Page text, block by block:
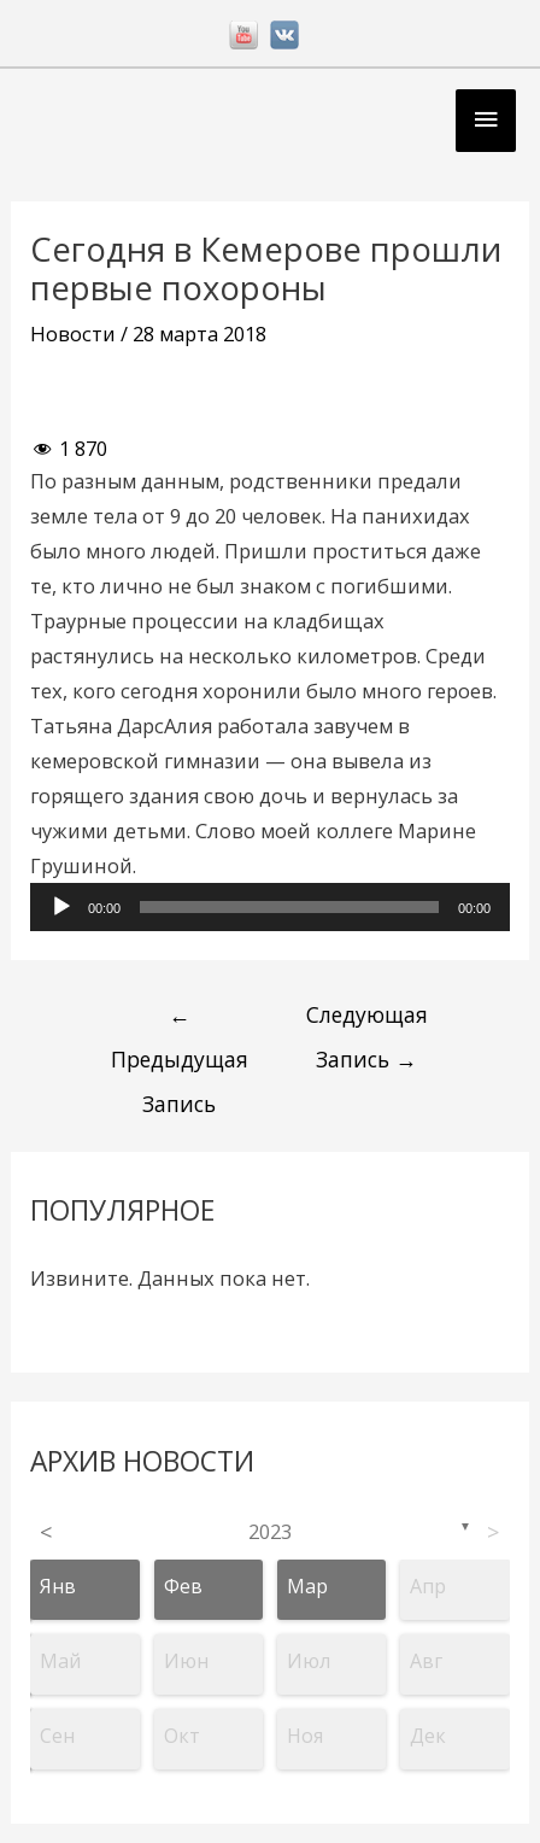
Сегодня в Кемерове прошли
первые похороны
Новости / 28 марта 2018
1 870
По разным данным, родственники предали
земле тела от 9 до 20 человек. На панихидах
было много людей. Пришли проститься даже
те, кто лично не был знаком с погибшими.
Траурные процессии на кладбищах
растянулись на несколько километров. Среди
тех, кого сегодня хоронили было много героев.
Татьяна ДарсАлия работала завучем в
кемеровской гимназии — она вывела из
горящего здания свою дочь и вернулась за
чужими детьми. Слово моей коллеге Марине
Грушиной.
Аудиоплеер
00:00 00:00
записям
←
Предыдущая
Запись
Следующая
Запись →
ПОПУЛЯРНОЕ
Извините. Данных пока нет.
АРХИВ НОВОСТИ
< 2023 ▼ >
Янв Фев Мар Апр
Май Июн Июл Авг
Сен Окт Ноя Дек